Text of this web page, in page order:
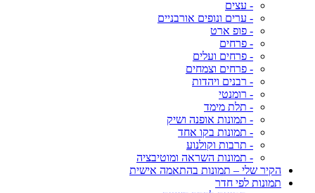
- עצים
- ערים ונופים אורבניים
- פופ ארט
- פרחים
- פרחים ועלים
- פרחים וצמחים
- רבנים ויהדות
- רומנטי
- תלת מימד
- תמונות אופנה ושיק
- תמונות בקו אחד
- תרבות וקולנוע
- תמונות השראה ומוטיבציה
הקיר שלי – תמונות בהתאמה אישית
תמונות לפי חדר